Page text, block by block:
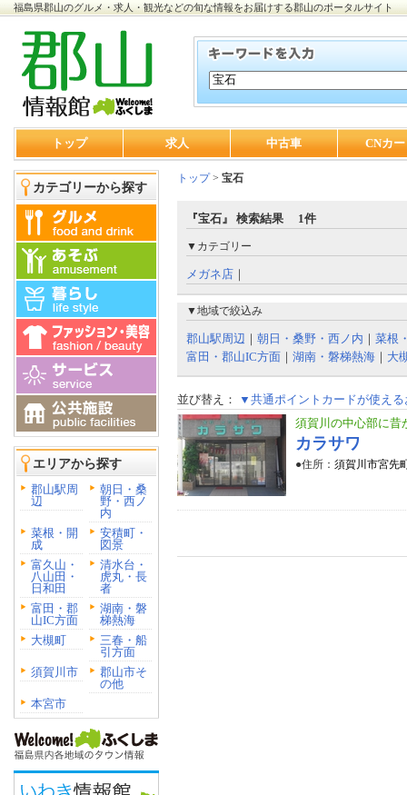
福島県郡山のグルメ・求人・観光などの旬な情報をお届けする郡山のポータルサイト
トップ 求人 中古車 CNカ
カテゴリーから探す
エリアから探す
郡山駅周
辺
朝日・桑
野・西ノ
内
菜根・開
成
安積町・
図景
富久山・
八山田・
日和田
清水台・
虎丸・長
者
富田・郡
山IC方面
湖南・磐
梯熱海
大槻町
三春・船
引方面
須賀川市
郡山市そ
の他
本宮市
トップ> 宝石
『宝石』 検索結果 1件
▼カテゴリー
メガネ店 ｜
▼地域で絞込み
郡山駅周辺 ｜ 朝日・桑野・西ノ内 ｜ 菜根
富田・郡山IC方面 ｜ 湖南・磐梯熱海 ｜ 大
並び替え：
▼共通ポイントカードが使える
須賀川の中心部に昔
カラサワ
●住所： 須賀川市宮先